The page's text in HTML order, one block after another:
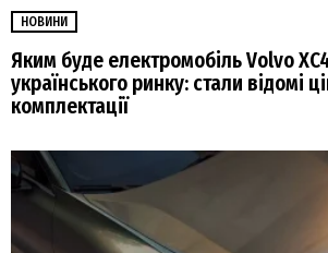
НОВИНИ
Яким буде електромобіль Volvo
українського ринку: стали відомі
комплектації